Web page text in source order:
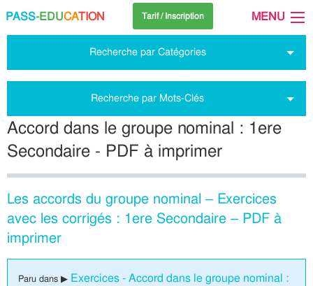
PASS-EDUCATION Tarif / Inscription MENU
Recherche par Catégories
Recherche par Mots-Clés
Accord dans le groupe nominal : 1ere
Secondaire - PDF à imprimer
Les accords du groupe nominal – Exercices
avec les corrigés : 1ere Secondaire – PDF à
imprimer
Paru dans ▶ Exercices - Accord dans le groupe nominal :